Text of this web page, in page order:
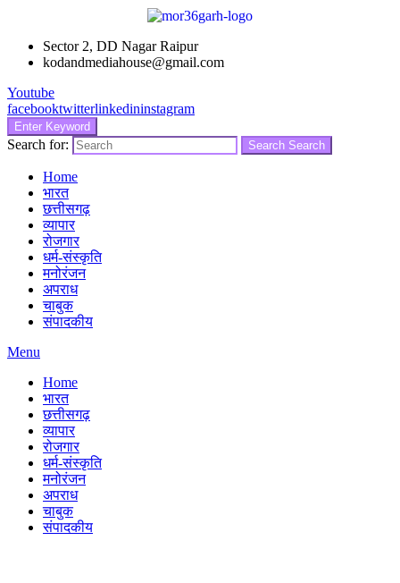
Sector 2, DD Nagar Raipur
kodandmediahouse@gmail.com
Youtube
facebooktwitterlinkedininstagram
Enter Keyword
Search for: Search Search
Home
भारत
छत्तीसगढ़
व्यापार
रोजगार
धर्म-संस्कृति
मनोरंजन
अपराध
चाबुक
संपादकीय
Menu
Home
भारत
छत्तीसगढ़
व्यापार
रोजगार
धर्म-संस्कृति
मनोरंजन
अपराध
चाबुक
संपादकीय